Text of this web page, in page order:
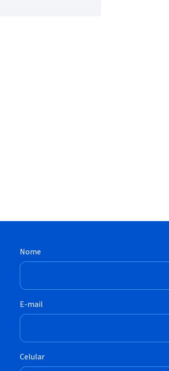
Nome
E-mail
Celular